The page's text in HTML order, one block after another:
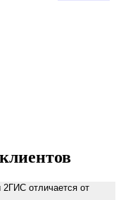
отличается от